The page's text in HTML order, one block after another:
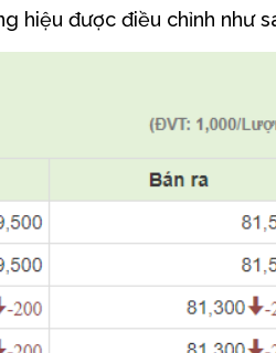
hiệu được điều chỉnh như